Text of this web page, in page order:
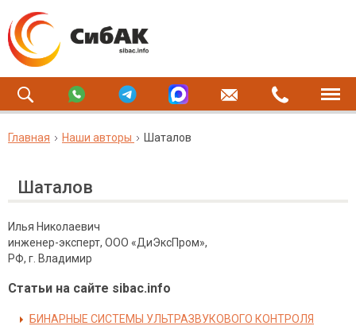
Главная Наши авторы Шаталов
Шаталов
Илья Николаевич
инженер-эксперт, ООО «ДиЭксПром»,
РФ, г. Владимир
Статьи на сайте sibac.info
БИНАРНЫЕ СИСТЕМЫ УЛЬТРАЗВУКОВОГО КОНТРОЛЯ